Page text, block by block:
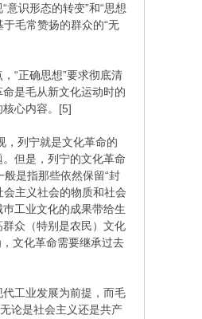
识形态的转变”和“思想
毛常赞扬的群众的“无
“正确思想”要求彻底清
是毛从新文化运动时的
心内容。[5]
，列宁就是文化革命的
但是，列宁的文化革命
是指那些依然保留“封
主义社会的物质和社会
工业文化的成果带给生
众（特别是农民）文化
文化革命需要继承过去
工业发展为前提，而毛
论是社会主义还是共产